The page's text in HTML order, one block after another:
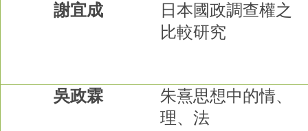
謝宜成
日本國政調查權之
比較研究
吳政霖
朱熹思想中的情、
理、法